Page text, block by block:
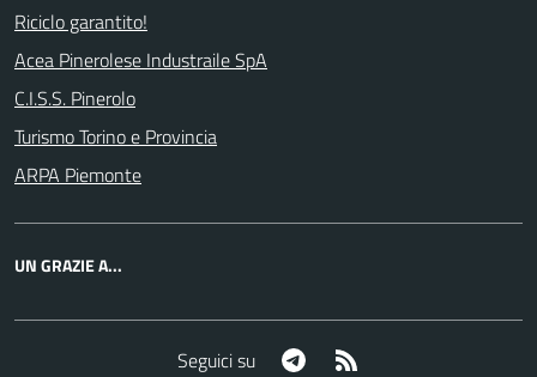
Riciclo garantito!
Acea Pinerolese Industraile SpA
C.I.S.S. Pinerolo
Turismo Torino e Provincia
ARPA Piemonte
UN GRAZIE A...
Seguici su Telegram